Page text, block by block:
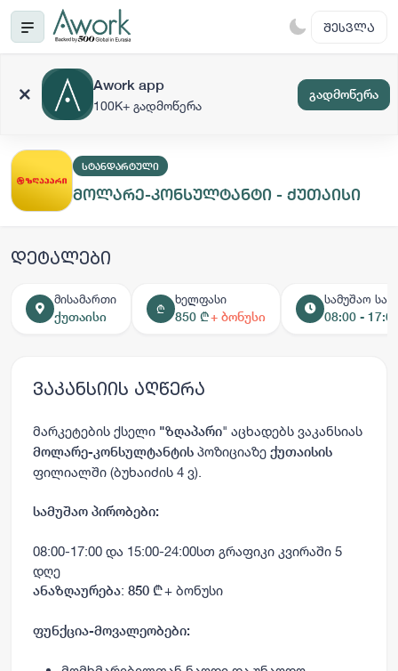
ᲨᲔᲡᲕᲚᲐ
Awork app
100K+ გადმოწერა
გადმოწერა
ᲡᲢᲐᲜᲓᲐᲠᲢᲣᲚᲘ
მოლარე-კონსულტანტი - ქუთაისი
დეტალები
მისამართი
ქუთაისი
₾
ხელფასი
850 ₾+ ბონუსი
სამუშაო
08:00 -
ვაკანსიის აღწერა
მარკეტების ქსელი "ზღაპარი" აცხადებს ვაკანსიას
მოლარე-კონსულტანტის პოზიციაზე ქუთაისის
ფილიალში (ბუხაიძის 4 ვ).
სამუშაო პირობები:
08:00-17:00 და 15:00-24:00სთ გრაფიკი კვირაში 5
დღე
ანაზღაურება: 850 ₾+ ბონუსი
ფუნქცია-მოვალეობები: